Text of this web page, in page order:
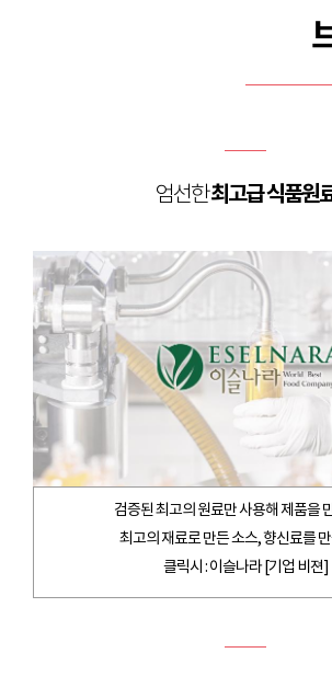
엄선한최고급 식품원
검증된 최고의 원료만 사용해 제품을
최고의 재료로 만든 소스, 향신료를
클릭시 : 이슬나라 [기업 비젼]